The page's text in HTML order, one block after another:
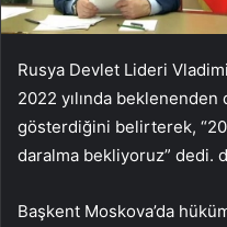
Rusya Devlet Lideri
2022 yılında
gösterdiğini belirterek,
daralma bekliyoruz” dedi.
Başkent Moskova’da